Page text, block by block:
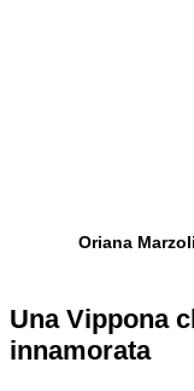
Oriana
Una Vippona
innamorata